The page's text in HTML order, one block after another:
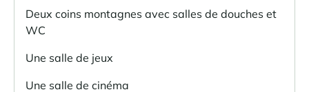
Deux coins montagnes avec salles de douches et
WC
Une salle de jeux
Une salle de cinéma